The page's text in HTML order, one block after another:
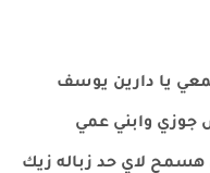
يا دارين يوسف
وابني عمي
هسمح لاي حد زباله زيك